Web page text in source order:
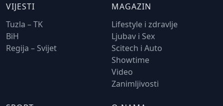
VIJESTI
Tuzla – TK
BiH
Regija – Svijet
MAGAZIN
Lifestyle i zdravlje
Ljubav i Sex
Scitech i Auto
Showtime
Video
Zanimljivosti